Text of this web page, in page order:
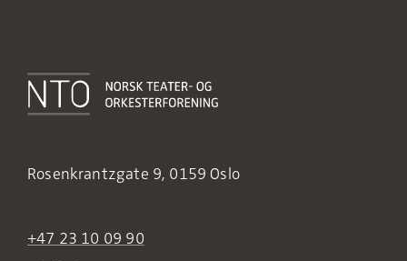
Rosenkrantzgate 9, 0159 Oslo
+47 23 10 09 90